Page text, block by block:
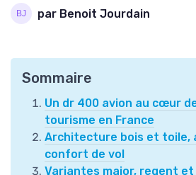
par Benoit Jourdain
Sommaire
Un dr 400 avion au cœur
tourisme en France
Architecture bois et toile,
confort de vol
Variantes major, regent